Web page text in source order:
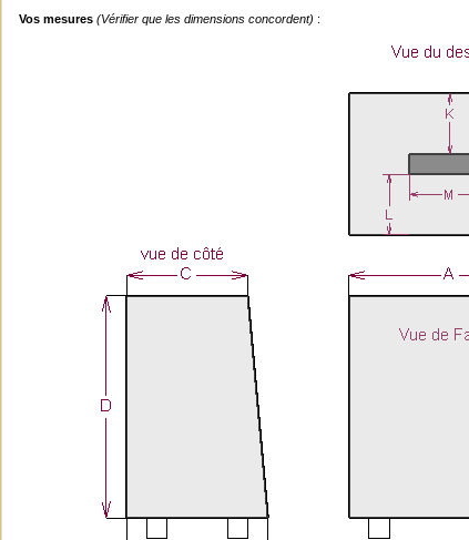
Vos mesures (Vérifier que les dimensions concordent) :